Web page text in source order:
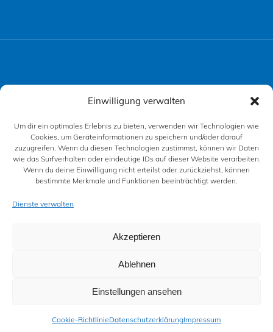
Einwilligung verwalten
Um dir ein optimales Erlebnis zu bieten, verwenden wir Technologien wie
Cookies, um Geräteinformationen zu speichern und/oder darauf
zuzugreifen. Wenn du diesen Technologien zustimmst, können wir Daten
wie das Surfverhalten oder eindeutige IDs auf dieser Website verarbeiten.
Wenn du deine Einwilligung nicht erteilst oder zurückziehst, können
bestimmte Merkmale und Funktionen beeinträchtigt werden.
Dienste verwalten
Akzeptieren
Ablehnen
Einstellungen ansehen
Cookie-RichtlinieDatenschutzerklärungImpressum
+49 3727 92228
Sachsen West / Chemnitz GmbH © 2026
Cookie-Richtline